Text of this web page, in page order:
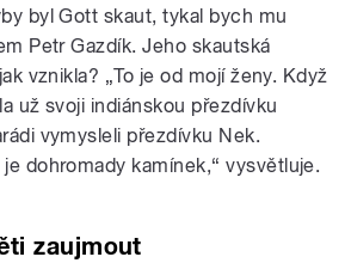
byl Gott skaut, tykal bych mu
Petr Gazdík. Jeho skautská
vznikla? „To je od mojí ženy. Když
už svoji indiánskou přezdívku
vymysleli přezdívku Nek.
dohromady kamínek,“ vysvětluje.
zaujmout